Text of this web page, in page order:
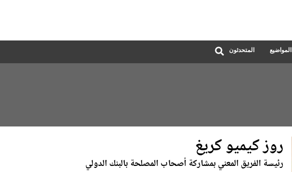
المواضيع المتحدثون Global
Search
روز كيميو كريغ
رئيسة الفريق المعني بمشاركة أصحاب المصلحة بالبنك الدولي